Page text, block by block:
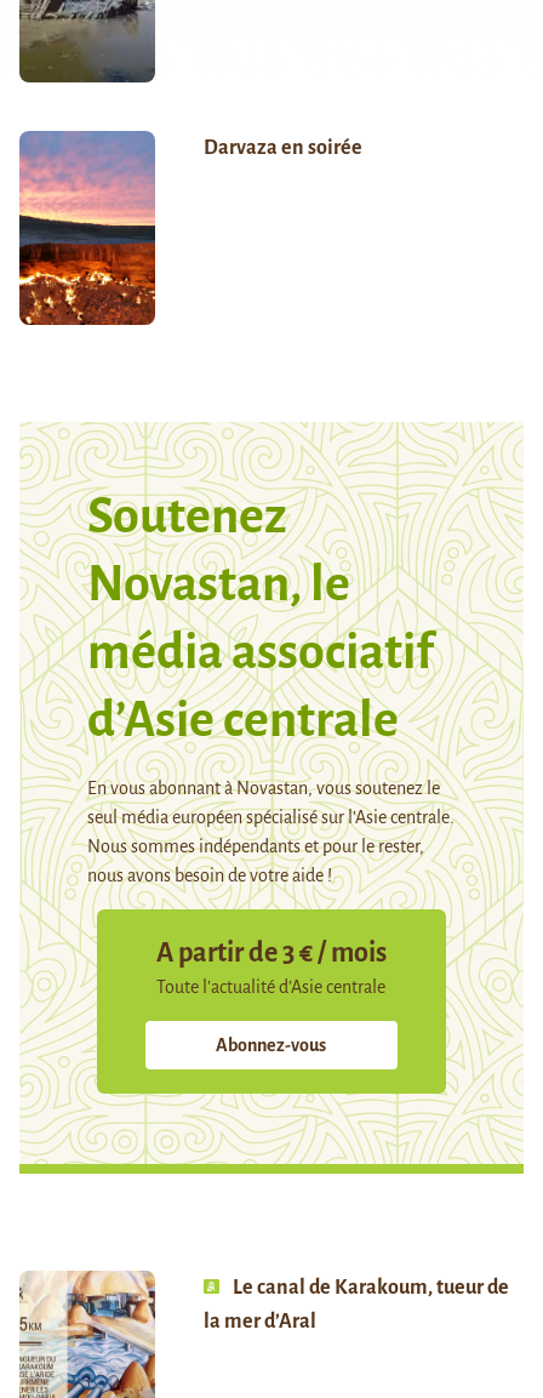
Darvaza en soirée
Soutenez
Novastan, le
média associatif
d’Asie centrale
En vous abonnant à Novastan, vous soutenez le
seul média européen spécialisé sur l’Asie centrale.
Nous sommes indépendants et pour le rester,
nous avons besoin de votre aide !
A partir de 3 € / mois
Toute l’actualité d’Asie centrale
Abonnez-vous
Le canal de Karakoum, tueur de
la mer d’Aral